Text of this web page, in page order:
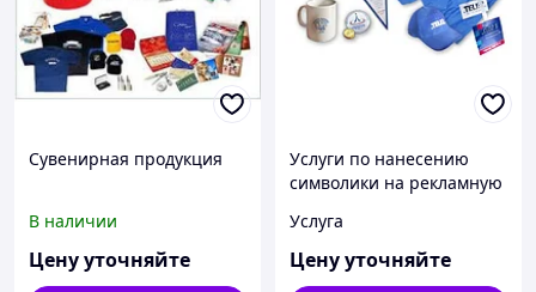
Сувенирная продукция
В наличии
Цену уточняйте
Услуги по нанесению
символики на рекламную
Услуга
Цену уточняйте